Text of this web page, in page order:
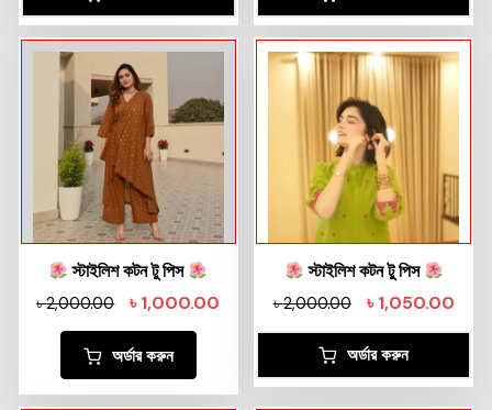
স্টাইলিশ কটন টু পিস
৳2,000.00 ৳1,000.00
অর্ডার করুন
স্টাইলিশ কটন টু পিস
৳2,000.00 ৳1,050.00
অর্ডার করুন